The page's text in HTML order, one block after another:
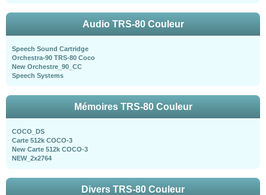
Audio TRS-80 Couleur
Speech Sound Cartridge
Orchestra-90 TRS-80 Coco
New Orchestre_90_CC
Speech Systems
Mémoires TRS-80 Couleur
COCO_DS
Carte 512k COCO-3
New Carte 512k COCO-3
NEW_2x2764
Divers TRS-80 Couleur